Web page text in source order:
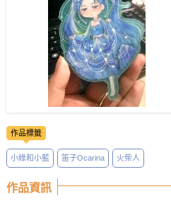
作品標籤
小綠和小藍 笛子Ocarina 火柴人
作品資訊